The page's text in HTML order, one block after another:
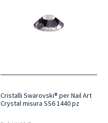
Cristalli Swarovski® per Nail Art
Crystal misura SS6 1440 pz